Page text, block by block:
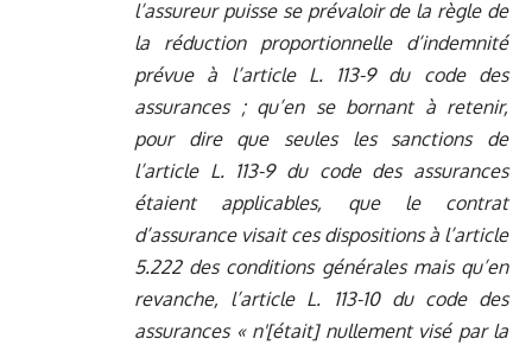
l’assureur puisse se prévaloir de la règle de
la réduction proportionnelle d’indemnité
prévue à l’article L. 113-9 du code des
assurances ; qu’en se bornant à retenir,
pour dire que seules les sanctions de
l’article L. 113-9 du code des assurances
étaient applicables, que le contrat
d’assurance visait ces dispositions à l’article
5.222 des conditions générales mais qu’en
revanche, l’article L. 113-10 du code des
assurances « n'[était] nullement visé par la